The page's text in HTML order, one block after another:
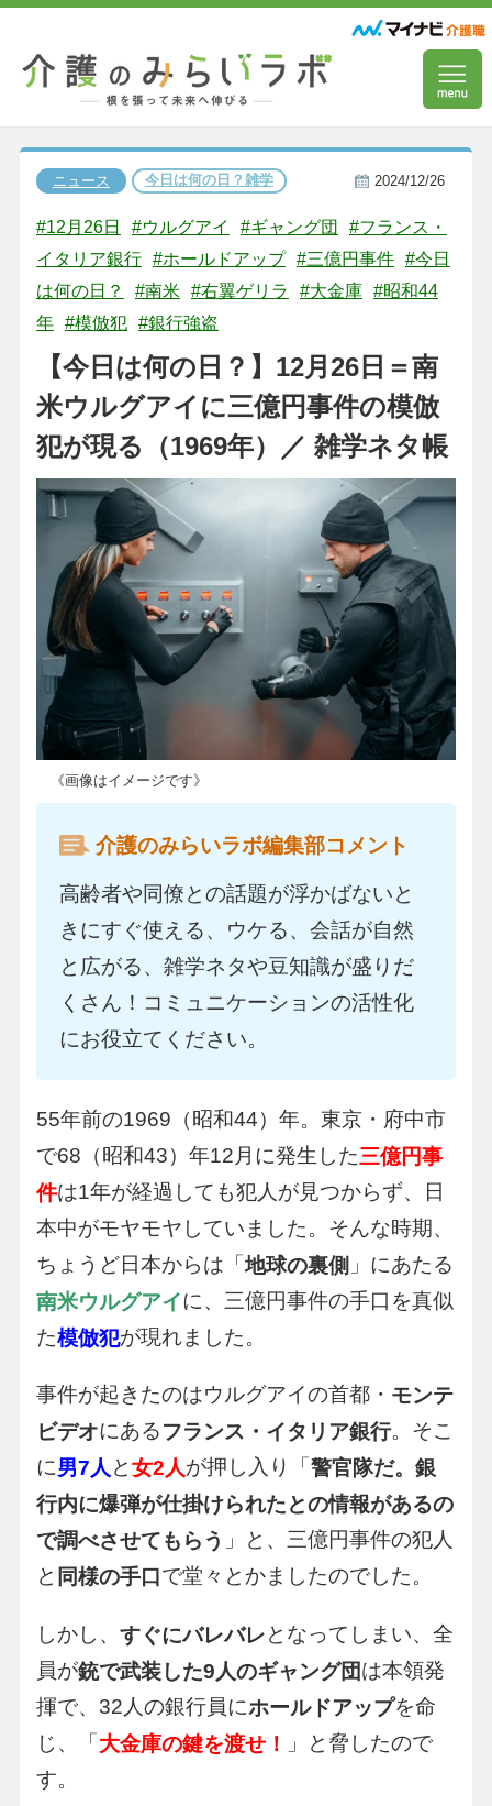
ニュース 今日は何の日？雑学 2024/12/26
#12月26日 #ウルグアイ #ギャング団
#フランス・
イタリア銀行 #ホールドアップ #三億円事件 #今日
は何の日？
#南米 #右翼ゲリラ #大金庫 #昭和44
年 #模倣犯 #銀行強盗
【今日は何の日？】12月26日＝南
米ウルグアイに三億円事件の模倣
犯が現る（1969年）／ 雑学ネタ帳
《画像はイメージです》
介護のみらいラボ編集部コメント
高齢者や同僚との話題が浮かばないと
きにすぐ使える、ウケる、会話が自然
と広がる、雑学ネタや豆知識が盛りだ
くさん！コミュニケーションの活性化
にお役立てください。
55年前の1969（昭和44）年。東京・府中市
で68（昭和43）年12月に発生した三億円事
件は1年が経過しても犯人が見つからず、日
本中がモヤモヤしていました。そんな時期、
ちょうど日本からは「地球の裏側 」にあたる
南米ウルグアイに、三億円事件の手口を真似
た模倣犯が現れました。
事件が起きたのはウルグアイの首都・ モンテ
ビデオにあるフランス・イタリア銀行。そこ
に男7人と女2人が押し入り「 警官隊だ。銀
行内に爆弾が仕掛けられたとの情報があるの
で調べさせてもらう 」と、三億円事件の犯人
と 同様の手口 で堂々とかましたのでした。
しかし、 すぐにバレバレとなってしまい、全
員が銃で武装した9人のギャング団は本領発
揮で、32人の銀行員にホールドアップを命
じ、「大金庫の鍵を渡せ！
」と脅したので
す。